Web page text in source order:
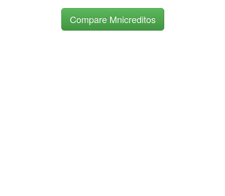
Compare Mnicreditos